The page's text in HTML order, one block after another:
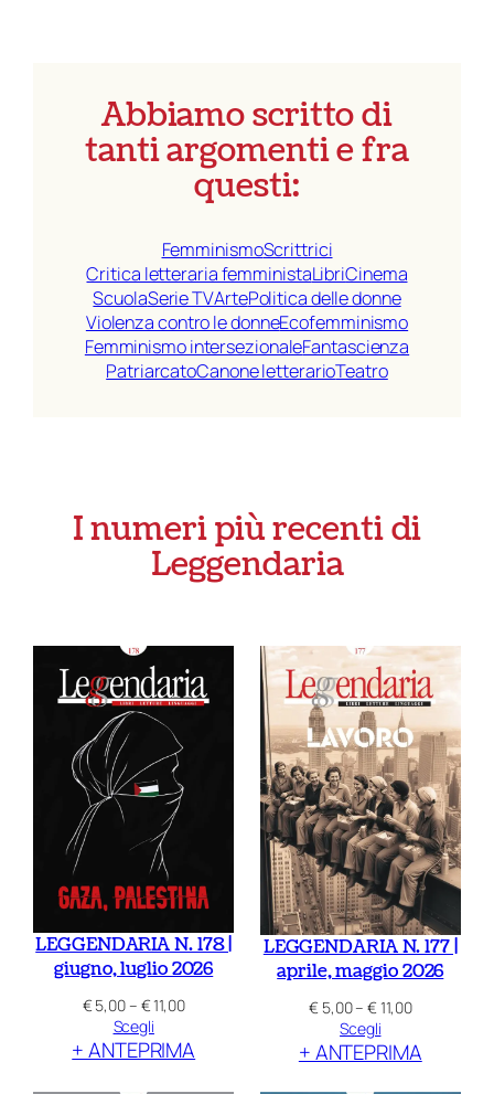
Abbiamo scritto di
tanti argomenti e fra
questi:
FemminismoScrittrici
Critica letteraria femministaLibriCinema
ScuolaSerie TVArtePolitica delle donne
Violenza contro le donneEcofemminismo
Femminismo intersezionaleFantascienza
PatriarcatoCanone letterarioTeatro
I numeri più recenti di
Leggendaria
LEGGENDARIA N. 178 |
giugno, luglio 2026
€5,00– €11,00Fascia
prezzo:
€ 5,00
Scegli
+ ANTEPRIMA
LEGGENDARIA N. 177 |
aprile, maggio 2026
€5,00– €11,00Fascia
prezzo:
da
Scegli
+ ANTEPRIMA